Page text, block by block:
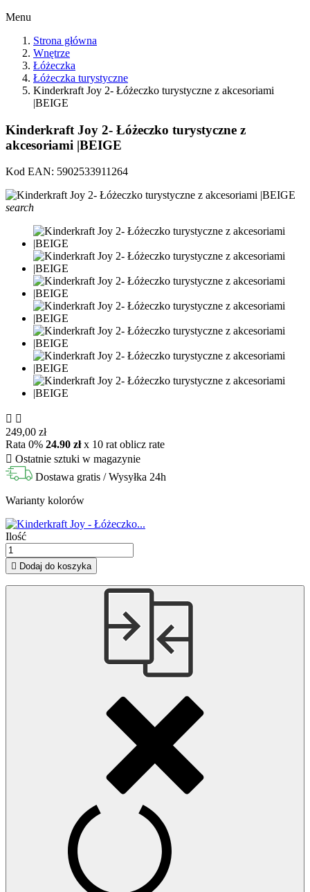
Menu
Strona główna
Wnętrze
Łóżeczka
Łóżeczka turystyczne
Kinderkraft Joy 2- Łóżeczko turystyczne z akcesoriami
|BEIGE
Kinderkraft Joy 2- Łóżeczko turystyczne z
akcesoriami |BEIGE
Kod EAN: 5902533911264
search
 
249,00 zł
Rata 0% 24.90 złx 10 rat oblicz rate
 Ostatnie sztuki w magazynie
Dostawa gratis / Wysyłka 24h
Warianty kolorów
Ilość
 Dodaj do koszyka